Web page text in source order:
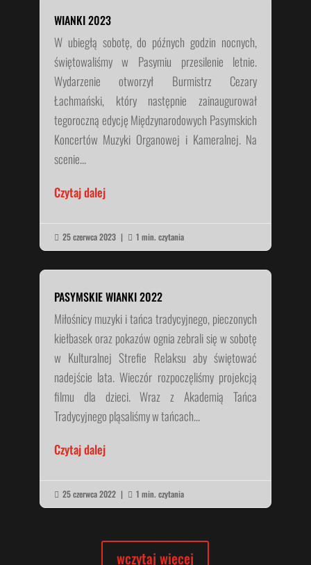
WIANKI 2023
W ubiegłą sobotę, do późnych godzin nocnych,
świętowaliśmy w Pasymiu przesilenie letnie.
Wydarzenie otworzył Burmistrz Cezary
Łachmański, który następnie zainaugurował
tegoroczną edycję Międzynarodowych Pasymskich
Koncertów Muzyki Organowej i Kameralnej. Na
scenie...
Czytaj dalej
 25 czerwca 2023 |  1 min. czytania
PASYMSKIE WIANKI 2022
Miłośnicy muzyki i tańca tradycyjnego, pieczonych
kiełbasek oraz pokazów ognia zebrali się w sobotę
w Kulturalnej Strefie Relaksu aby świętować
nadejście lata. Wieczór rozpoczęliśmy projekcją
filmu dla dzieci. Wraz z Akademią Tańca
Tradycyjnego pląsaliśmy w tańcach...
Czytaj dalej
 25 czerwca 2022 |  1 min. czytania
wczytaj więcej